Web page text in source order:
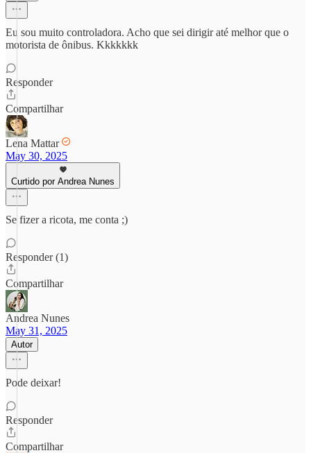
Eu sou muito controladora. Acho que sei dirigir até melhor que o
motorista de ônibus. Kkkkkkk
Responder
Compartilhar
Lena Mattar
May 30, 2025
Curtido por Andrea Nunes
Se fizer a ricota, me conta ;)
Responder (1)
Compartilhar
Andrea Nunes
May 31, 2025
Autor
Pode deixar!
Responder
Compartilhar